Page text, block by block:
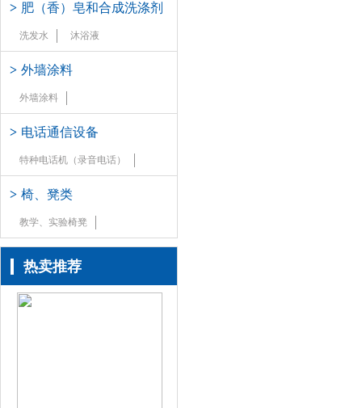
> 肥（香）皂和合成洗涤剂
洗发水 沐浴液
> 外墙涂料
外墙涂料
> 电话通信设备
特种电话机（录音电话）
> 椅、凳类
教学、实验椅凳
热卖推荐